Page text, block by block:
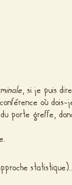
, si je puis
où dois-
porte greffe,